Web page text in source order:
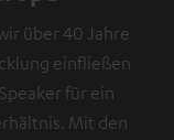
über 40 Jahre
einfließen
für ein
Mit den